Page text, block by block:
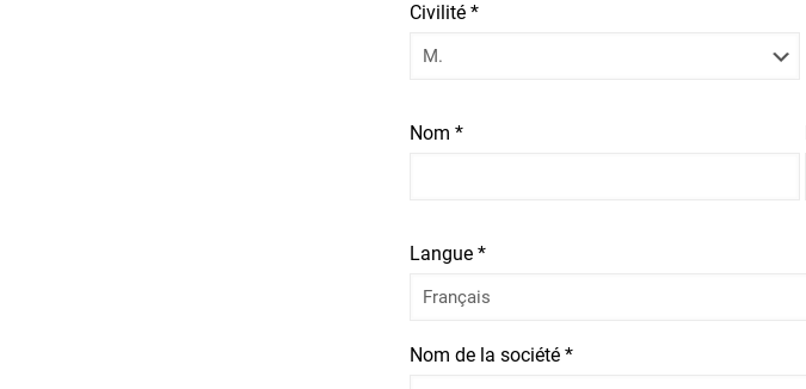
Civilité *
Nom *
Langue *
Nom de la société *